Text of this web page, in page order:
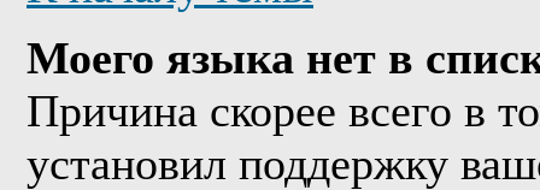
Моего языка нет в
Причина скорее всего в
установил поддержку